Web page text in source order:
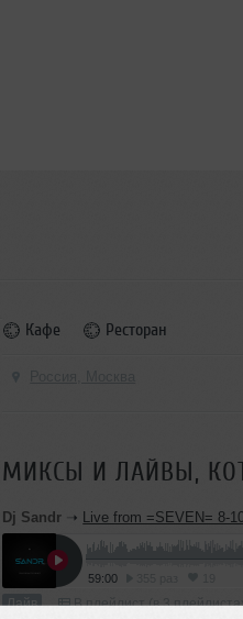
Кафе Ресторан
МИКСЫ И ЛАЙВЫ,
Dj Sandr ➝ Live from =SEVEN= 8-
59:00
Лайв В плейлист (в 3